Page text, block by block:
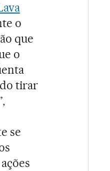
o
que
o
tirar
se